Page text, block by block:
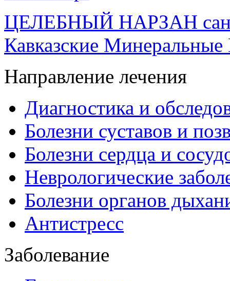
ЦЕЛЕБНЫЙ НАРЗАН
Кавказские
Направление лечения
Диагностика и
Болезни суставов и
Болезни сердца и
Неврологические
Болезни органов
Антистресс
Заболевание